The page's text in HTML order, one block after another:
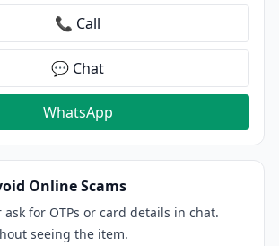
📞 Call
💬 Chat
WhatsApp
Online Scams
ask for OTPs or card details in chat.
seeing the item.